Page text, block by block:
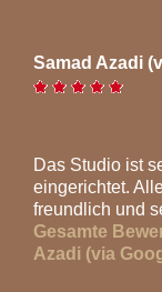
Samad Azadi
Das Studio ist
eingerichtet.
freundlich und
Gesamte
Azadi (via